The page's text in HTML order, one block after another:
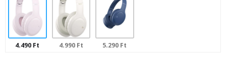
4.490 Ft 4.990 Ft 5.290 Ft